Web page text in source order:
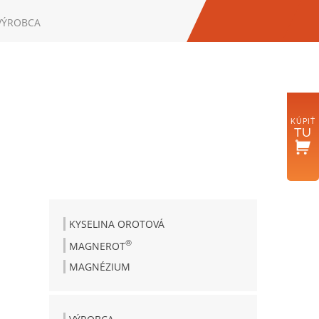
KÚPIŤ
TU
KYSELINA OROTOVÁ
MAGNEROT®
MAGNÉZIUM